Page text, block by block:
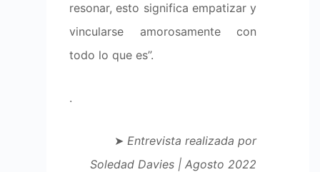
resonar, esto significa empatizar y
vincularse amorosamente con
todo lo que es”.
.
➤ Entrevista realizada por
Soledad Davies | Agosto 2022